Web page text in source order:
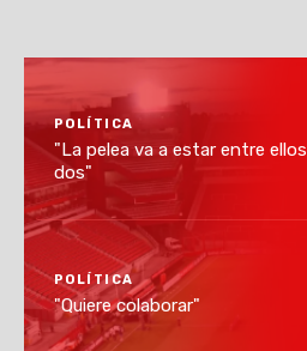
POLÍTICA
"La pelea va a estar entre ellos
dos"
POLÍTICA
"Quiere colaborar"